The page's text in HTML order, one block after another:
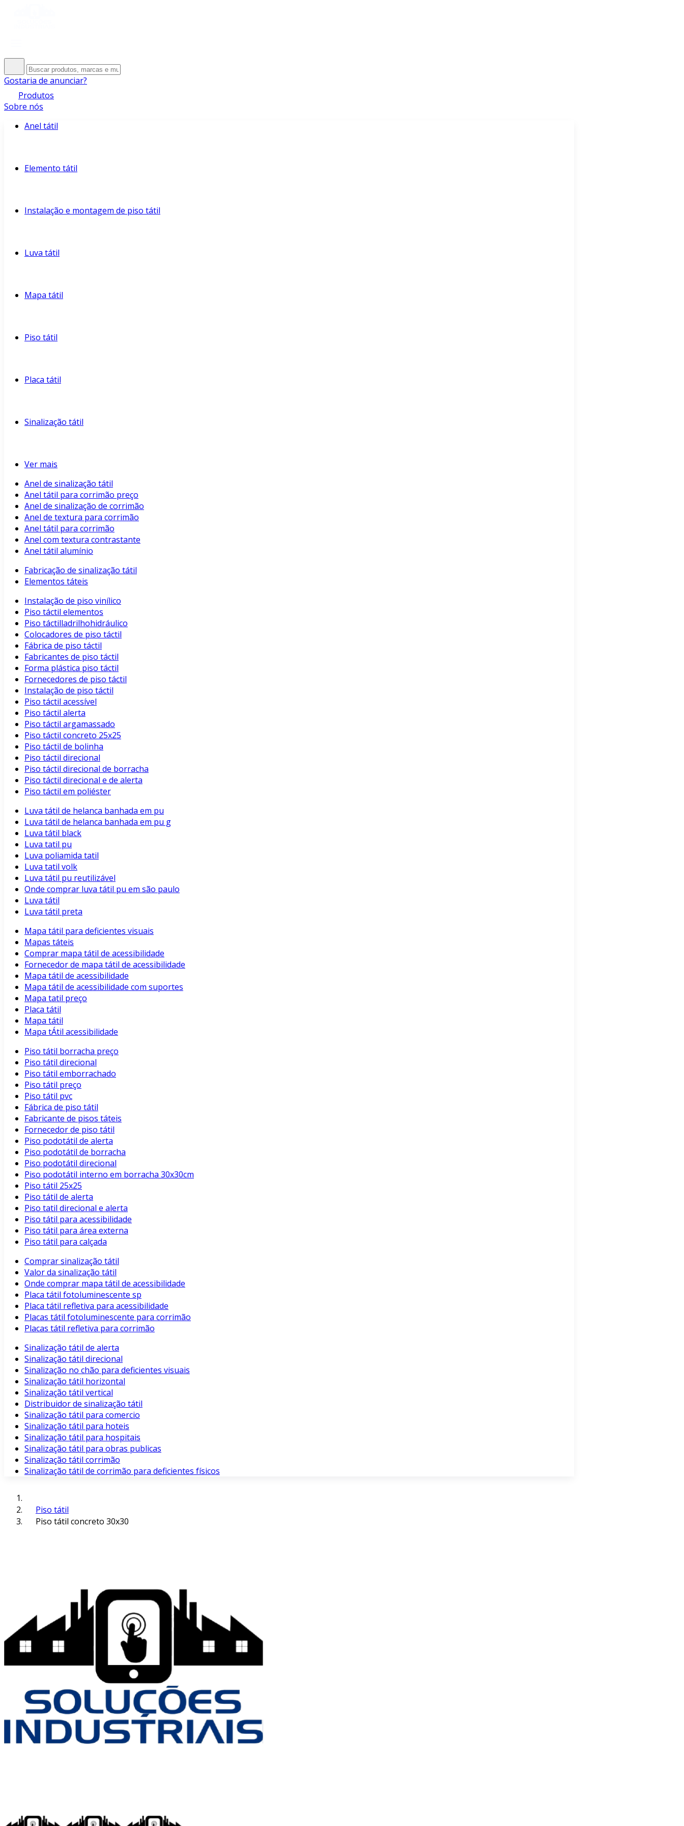
Gostaria de anunciar?
Produtos
Sobre nós
Anel tátil
Elemento tátil
Instalação e montagem de piso tátil
Luva tátil
Mapa tátil
Piso tátil
Placa tátil
Sinalização tátil
Ver mais
Anel de sinalização tátil
Anel tátil para corrimão preço
Anel de sinalização de corrimão
Anel de textura para corrimão
Anel tátil para corrimão
Anel com textura contrastante
Anel tátil alumínio
Fabricação de sinalização tátil
Elementos táteis
Instalação de piso vinílico
Piso táctil elementos
Piso táctilladrilhohidráulico
Colocadores de piso táctil
Fábrica de piso táctil
Fabricantes de piso táctil
Forma plástica piso táctil
Fornecedores de piso táctil
Instalação de piso táctil
Piso táctil acessível
Piso táctil alerta
Piso táctil argamassado
Piso táctil concreto 25x25
Piso táctil de bolinha
Piso táctil direcional
Piso táctil direcional de borracha
Piso táctil direcional e de alerta
Piso táctil em poliéster
Luva tátil de helanca banhada em pu
Luva tátil de helanca banhada em pu g
Luva tátil black
Luva tatil pu
Luva poliamida tatil
Luva tatil volk
Luva tátil pu reutilizável
Onde comprar luva tátil pu em são paulo
Luva tátil
Luva tátil preta
Mapa tátil para deficientes visuais
Mapas táteis
Comprar mapa tátil de acessibilidade
Fornecedor de mapa tátil de acessibilidade
Mapa tátil de acessibilidade
Mapa tátil de acessibilidade com suportes
Mapa tatil preço
Placa tátil
Mapa tátil
Mapa tÁtil acessibilidade
Piso tátil borracha preço
Piso tátil direcional
Piso tátil emborrachado
Piso tátil preço
Piso tátil pvc
Fábrica de piso tátil
Fabricante de pisos táteis
Fornecedor de piso tátil
Piso podotátil de alerta
Piso podotátil de borracha
Piso podotátil direcional
Piso podotátil interno em borracha 30x30cm
Piso tátil 25x25
Piso tátil de alerta
Piso tatil direcional e alerta
Piso tátil para acessibilidade
Piso tátil para área externa
Piso tátil para calçada
Comprar sinalização tátil
Valor da sinalização tátil
Onde comprar mapa tátil de acessibilidade
Placa tátil fotoluminescente sp
Placa tátil refletiva para acessibilidade
Placas tátil fotoluminescente para corrimão
Placas tátil refletiva para corrimão
Sinalização tátil de alerta
Sinalização tátil direcional
Sinalização no chão para deficientes visuais
Sinalização tátil horizontal
Sinalização tátil vertical
Distribuidor de sinalização tátil
Sinalização tátil para comercio
Sinalização tátil para hoteis
Sinalização tátil para hospitais
Sinalização tátil para obras publicas
Sinalização tátil corrimão
Sinalização tátil de corrimão para deficientes físicos
Piso tátil
Piso tátil concreto 30x30